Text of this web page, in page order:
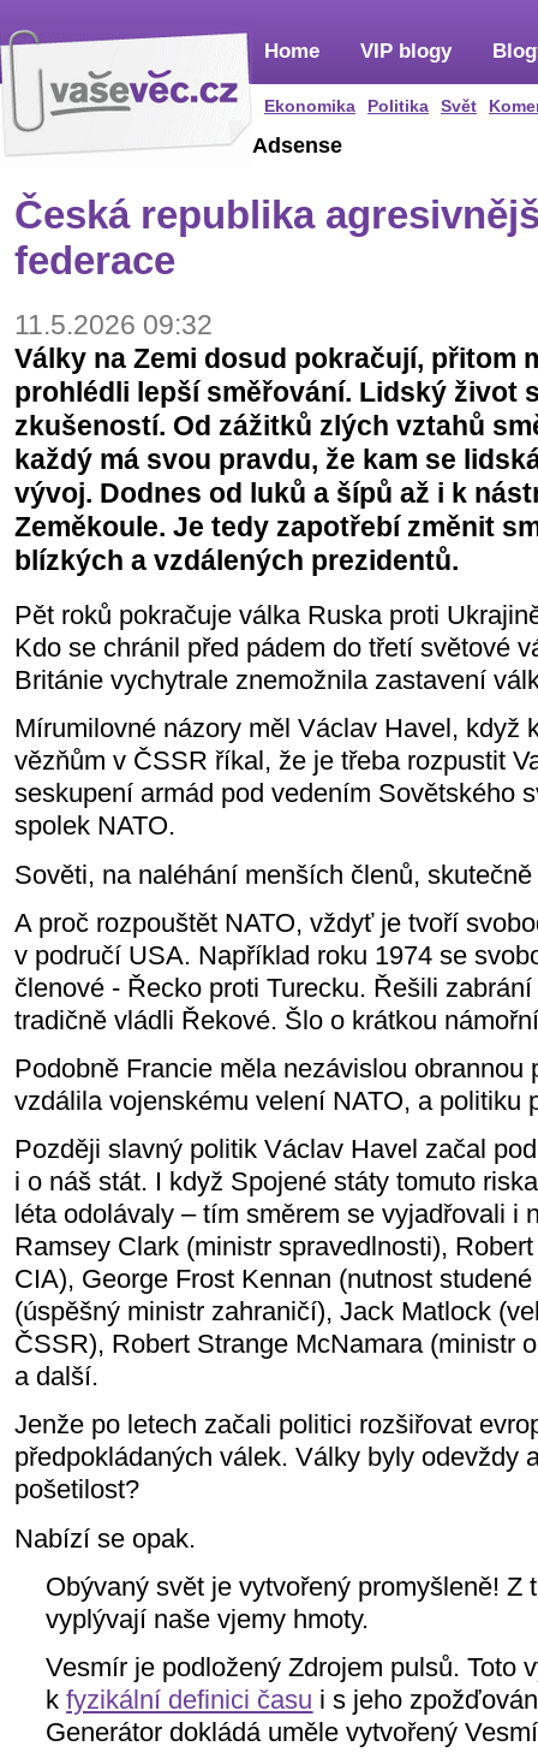
Home
Ekonomika Politika Svět
VIP blogy
Adsense
Česká republika
federace
11.5.2026 09:32
Války na Zemi dosud pokračují, přitom
prohlédli lepší směřování. Lidský život
zkušeností. Od zážitků zlých vztahů
každý má svou pravdu, že kam se
vývoj. Dodnes od luků a šípů až i k
Zeměkoule. Je tedy zapotřebí změnit
blízkých a vzdálených prezidentů.
Pět roků pokračuje válka Ruska proti
Kdo se chránil před pádem do třetí světové
Británie vychytrale znemožnila zastavení
Mírumilovné názory měl Václav Havel, když
vězňům v ČSSR říkal, že je třeba rozpustit
seskupení armád pod vedením Sovětského
spolek NATO.
Sověti, na naléhání menších členů,
A proč rozpouštět NATO, vždyť je tvoří
v područí USA. Například roku 1974 se
členové - Řecko proti Turecku. Řešili
tradičně vládli Řekové. Šlo o krátkou
Podobně Francie měla nezávislou obrannou
vzdálila vojenskému velení NATO, a politiku
Později slavný politik Václav Havel začal
i o náš stát. I když Spojené státy tomuto
léta odolávaly – tím směrem se vyjadřovali i
Ramsey Clark (ministr spravedlnosti),
CIA), George Frost Kennan (nutnost
(úspěšný ministr zahraničí), Jack Matlock
ČSSR), Robert Strange McNamara (ministr
a další.
Jenže po letech začali politici rozšiřovat
předpokládaných válek. Války byly odevždy
pošetilost?
Nabízí se opak.
Obývaný svět je vytvořený promyšleně! Z
vyplývají naše vjemy hmoty.
Vesmír je podložený Zdrojem pulsů. Toto
kfyzikální definici času i s jeho
Generátor dokládá uměle vytvořený